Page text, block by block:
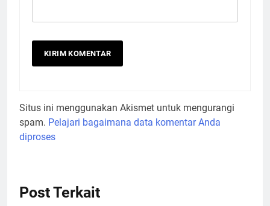
Situs ini menggunakan Akismet untuk mengurangi
spam. Pelajari bagaimana data komentar Anda
diproses
Post Terkait